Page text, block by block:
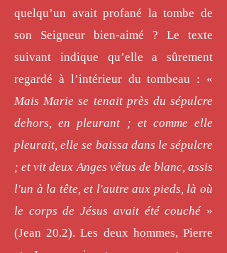
quelqu’un avait profané la tombe de
son Seigneur bien-aimé ? Le texte
suivant indique qu’elle a sûrement
regardé à l’intérieur du tombeau : «
Mais Marie se tenait près du sépulcre
dehors, en pleurant ; et comme elle
pleurait, elle se baissa dans le sépulcre
; et vit deux Anges vêtus de blanc, assis
l'un à la tête, et l'autre aux pieds, là où
le corps de Jésus avait été couché »
(Jean 20.2). Les deux hommes, Pierre